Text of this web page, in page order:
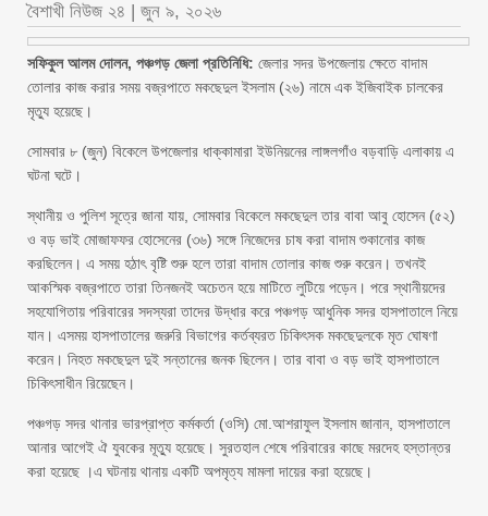
বৈশাখী নিউজ ২৪ | জুন ৯, ২০২৬
সফিকুল আলম দোলন, পঞ্চগড় জেলা প্রতিনিধি: জেলার সদর উপজেলায় ক্ষেতে বাদাম
তোলার কাজ করার সময় বজ্রপাতে মকছেদুল ইসলাম (২৬) নামে এক ইজিবাইক চালকের
মৃত্যু হয়েছে।
সোমবার ৮ (জুন) বিকেলে উপজেলার ধাক্কামারা ইউনিয়নের লাঙ্গলগাঁও বড়বাড়ি এলাকায় এ
ঘটনা ঘটে।
স্থানীয় ও পুলিশ সূত্রে জানা যায়, সোমবার বিকেলে মকছেদুল তার বাবা আবু হোসেন (৫২)
ও বড় ভাই মোজাফফর হোসেনের (৩৬) সঙ্গে নিজেদের চাষ করা বাদাম শুকানোর কাজ
করছিলেন। এ সময় হঠাৎ বৃষ্টি শুরু হলে তারা বাদাম তোলার কাজ শুরু করেন। তখনই
আকস্মিক বজ্রপাতে তারা তিনজনই অচেতন হয়ে মাটিতে লুটিয়ে পড়েন। পরে স্থানীয়দের
সহযোগিতায় পরিবারের সদস্যরা তাদের উদ্ধার করে পঞ্চগড় আধুনিক সদর হাসপাতালে নিয়ে
যান। এসময় হাসপাতালের জরুরি বিভাগের কর্তব্যরত চিকিৎসক মকছেদুলকে মৃত ঘোষণা
করেন। নিহত মকছেদুল দুই সন্তানের জনক ছিলেন। তার বাবা ও বড় ভাই হাসপাতালে
চিকিৎসাধীন রিয়েছেন।
পঞ্চগড় সদর থানার ভারপ্রাপ্ত কর্মকর্তা (ওসি) মো.আশরাফুল ইসলাম জানান, হাসপাতালে
আনার আগেই ঐ যুবকের মূত্যু হয়েছে। সুরতহাল শেষে পরিবারের কাছে মরদেহ হস্তান্তর
করা হয়েছে ।এ ঘটনায় থানায় একটি অপমৃত্য মামলা দায়ের করা হয়েছে।